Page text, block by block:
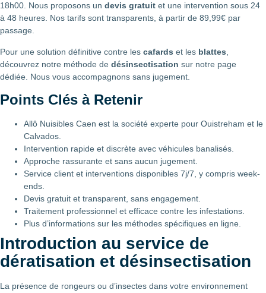
18h00. Nous proposons un devis gratuit et une intervention sous 24
à 48 heures. Nos tarifs sont transparents, à partir de 89,99€ par
passage.
Pour une solution définitive contre les cafards et les blattes
découvrez notre méthode de désinsectisation sur notre page
dédiée. Nous vous accompagnons sans jugement.
Points Clés à Retenir
Allô Nuisibles Caen est la société experte pour Ouistreham et le
Calvados.
Intervention rapide et discrète avec véhicules banalisés.
Approche rassurante et sans aucun jugement.
Service client et interventions disponibles 7j/7, y compris week-
ends.
Devis gratuit et transparent, sans engagement.
Traitement professionnel et efficace contre les infestations.
Plus d’informations sur les méthodes spécifiques en ligne.
Introduction au service de
dératisation et désinsectisation
La présence de rongeurs ou d’insectes dans votre environnement